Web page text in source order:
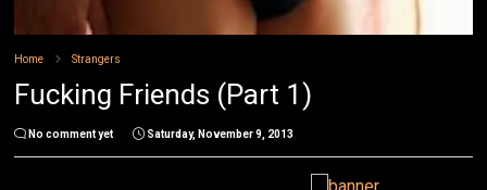
Home Strangers
Fucking Friends (Part 1)
No comment yet Saturday, November 9, 2013